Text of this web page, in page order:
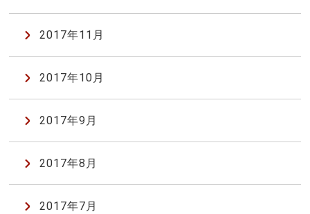
2017年11月
2017年10月
2017年9月
2017年8月
2017年7月